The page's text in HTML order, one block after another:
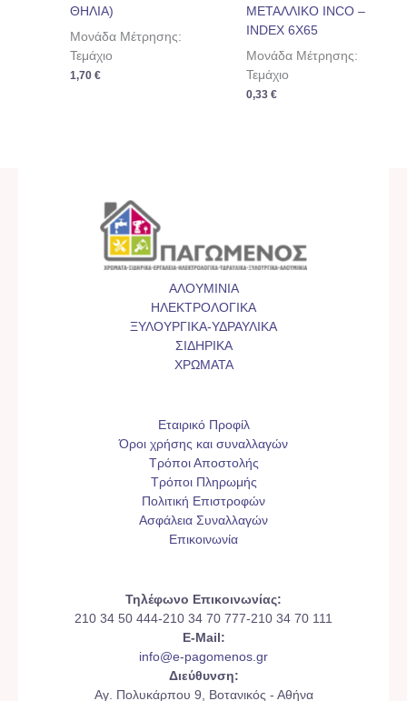
ΘΗΛΙΑ)
Μονάδα Μέτρησης:
Τεμάχιο
1,70€
ΜΕΤΑΛΛΙΚΟ INCO –
INDEX 6Χ65
Μονάδα Μέτρησης:
Τεμάχιο
0,33 €
ΑΛΟΥΜΙΝΙΑ
ΗΛΕΚΤΡΟΛΟΓΙΚΑ
ΞΥΛΟΥΡΓΙΚΑ-ΥΔΡΑΥΛΙΚΑ
ΣΙΔΗΡΙΚΑ
ΧΡΩΜΑΤΑ
Εταιρικό Προφίλ
Όροι χρήσης και συναλλαγών
Τρόποι Αποστολής
Τρόποι Πληρωμής
Πολιτική Επιστροφών
Ασφάλεια Συναλλαγών
Επικοινωνία
Τηλέφωνο Επικοινωνίας:
210 34 50 444-210 34 70 777-210 34 70 111
E-Mail:
info@e-pagomenos.gr
Διεύθυνση:
Αγ. Πολυκάρπου 9, Βοτανικός - Αθήνα